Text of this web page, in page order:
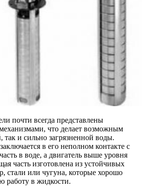
почти всегда представлены
что делает возможным
так и сильно загрязненной воды.
в его неполном контакте с
в воде, а двигатель выше уровня
часть изготовлена из устойчивых
стали или чугуна, которые хорошо
работу в жидкости.